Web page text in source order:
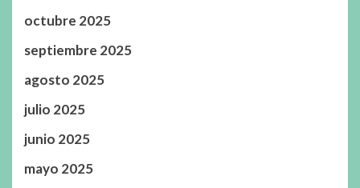
octubre 2025
septiembre 2025
agosto 2025
julio 2025
junio 2025
mayo 2025